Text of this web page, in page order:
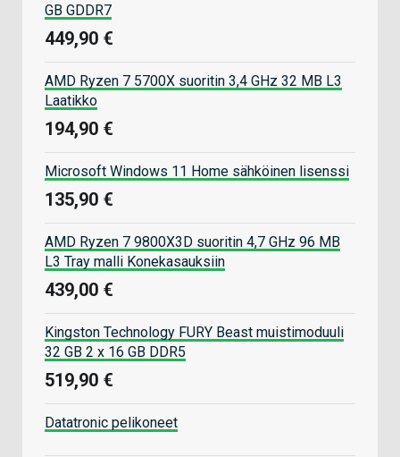
GB GDDR7
449,90 €
AMD Ryzen 7 5700X suoritin 3,4 GHz 32 MB L3
Laatikko
194,90 €
Microsoft Windows 11 Home sähköinen lisenssi
135,90 €
AMD Ryzen 7 9800X3D suoritin 4,7 GHz 96 MB
L3 Tray malli Konekasauksiin
439,00 €
Kingston Technology FURY Beast muistimoduuli
32 GB 2 x 16 GB DDR5
519,90 €
Datatronic pelikoneet